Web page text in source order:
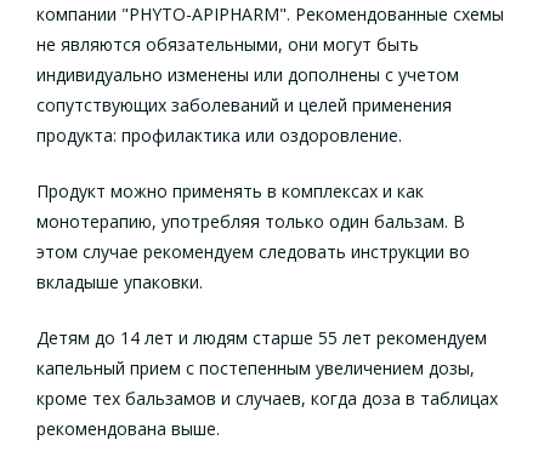
компании "PHYTO-APIPHARM". Рекомендованные схемы
не являются обязательными, они могут быть
индивидуально изменены или дополнены с учетом
сопутствующих заболеваний и целей применения
продукта: профилактика или оздоровление.
Продукт можно применять в комплексах и как
монотерапию, употребляя только один бальзам. В
этом случае рекомендуем следовать инструкции во
вкладыше упаковки.
Детям до 14 лет и людям старше 55 лет рекомендуем
капельный прием с постепенным увеличением дозы,
кроме тех бальзамов и случаев, когда доза в таблицах
рекомендована выше.